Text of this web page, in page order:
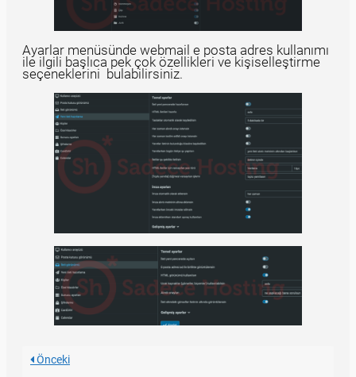
Ayarlar menüsünde webmail e posta adres kullanımı
ile ilgili başlıca pek çok özellikleri ve kişiselleştirme
seçeneklerini bulabilirsiniz.
Önceki